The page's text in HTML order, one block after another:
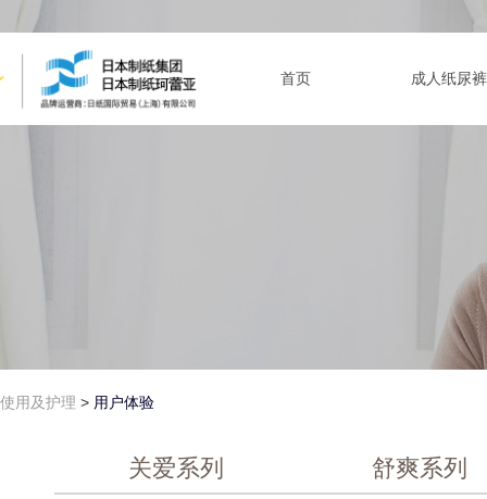
首页 成人纸尿裤
使用及护理 > 用户体验
关爱系列 舒爽系列